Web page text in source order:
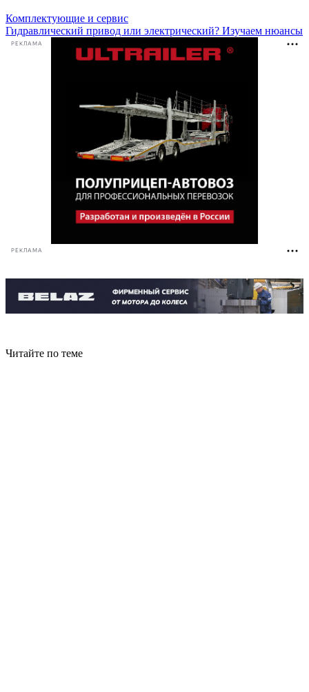
Комплектующие и сервис
Гидравлический привод или электрический? Изучаем нюансы
РЕКЛАМА
РЕКЛАМА
Читайте по теме